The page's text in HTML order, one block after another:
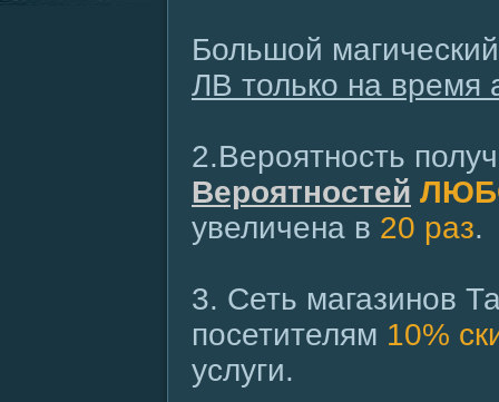
Большой
ЛВ только на время
2.Вероятность
Вероятностей
увеличена в 20 раз.
3. Сеть магазинов
посетителям 10%
услуги.